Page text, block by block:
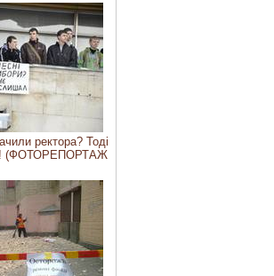
ректора? Тоді
(ФОТОРЕПОРТАЖ